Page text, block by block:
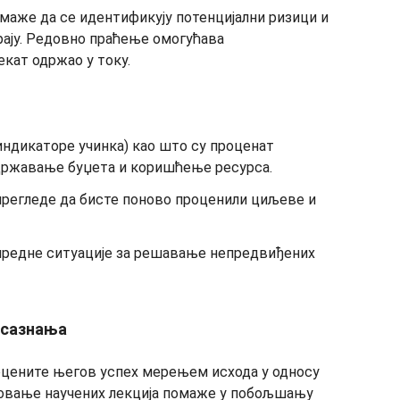
да се идентификују потенцијални ризици и
Редовно праћење омогућава
одржао у току.
учинка) као што су проценат
буџета и коришћење ресурса.
да бисте поново проценили циљеве и
ситуације за решавање непредвиђених
његов успех мерењем исхода у односу
научених лекција помаже у побољшању